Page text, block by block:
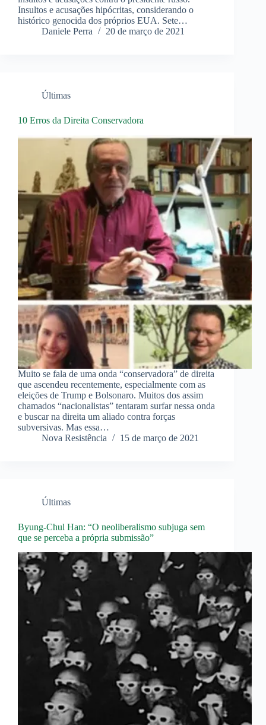
Insultos e acusações hipócritas, considerando o
histórico genocida dos próprios EUA. Sete…
Daniele Perra
20 de março de 2021
Últimas
10 Erros da Direita Conservadora
Muito se fala de uma onda “conservadora” de direita
que ascendeu recentemente, especialmente com as
eleições de Trump e Bolsonaro. Muitos dos assim
chamados “nacionalistas” tentaram surfar nessa onda
e buscar na direita um aliado contra forças
subversivas. Mas essa…
Nova Resistência
15 de março de 2021
Últimas
Byung-Chul Han: “O neoliberalismo subjuga sem
que se perceba a própria submissão”